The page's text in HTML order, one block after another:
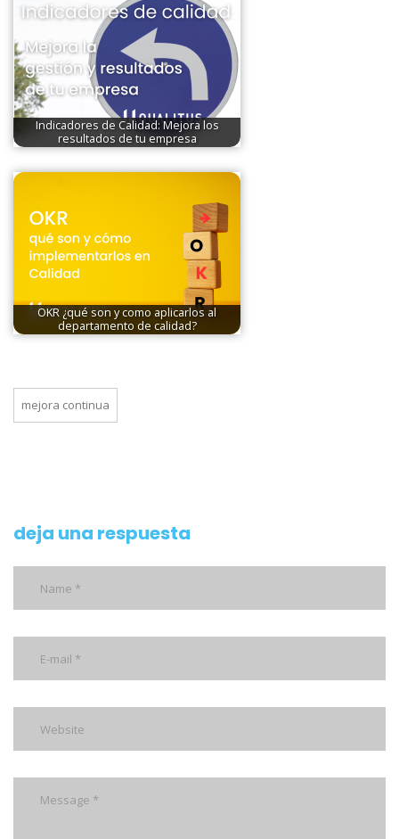
Indicadores de Calidad: Mejora los
resultados de tu empresa
OKR ¿qué son y como aplicarlos al
departamento de calidad?
mejora continua
deja una respuesta